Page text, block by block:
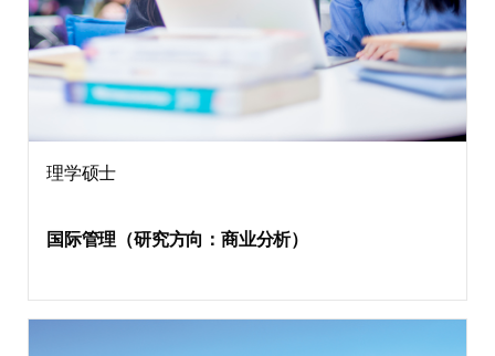
理学硕士
国际管理（研究方向：商业分析）